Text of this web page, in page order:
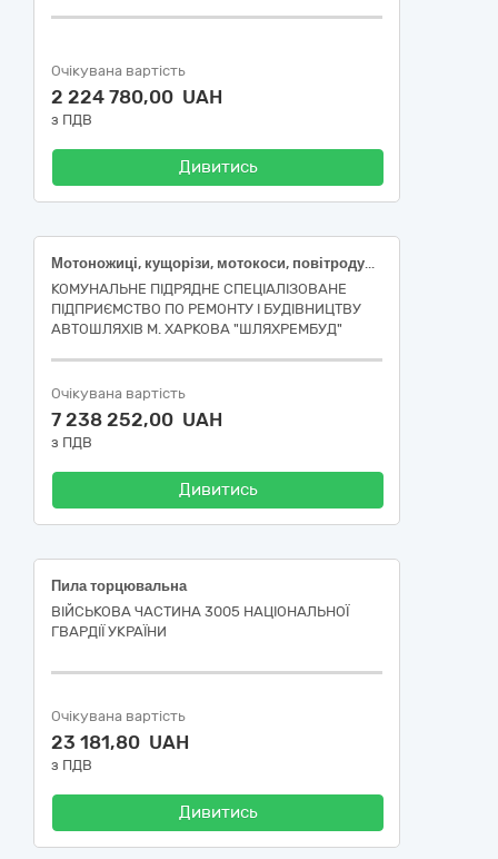
Очікувана вартість
2 224 780,00 UAH
з ПДВ
Дивитись
Мотоножиці, кущорізи, мотокоси, повітродувні заплічні пристрої, бензопили, вібропліти, швонарізчики
КОМУНАЛЬНЕ ПІДРЯДНЕ СПЕЦІАЛІЗОВАНЕ
ПІДПРИЄМСТВО ПО РЕМОНТУ І БУДІВНИЦТВУ
АВТОШЛЯХІВ М. ХАРКОВА "ШЛЯХРЕМБУД"
Очікувана вартість
7 238 252,00 UAH
з ПДВ
Дивитись
Пила торцювальна
ВІЙСЬКОВА ЧАСТИНА 3005 НАЦІОНАЛЬНОЇ
ГВАРДІЇ УКРАЇНИ
Очікувана вартість
23 181,80 UAH
з ПДВ
Дивитись